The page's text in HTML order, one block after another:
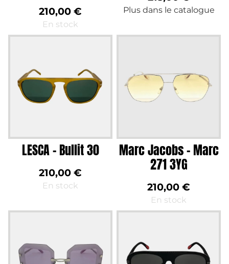
En stock
210,00 € Plus dans le catalogue
En stock
LESCA – Bullit 30
210,00 €
En stock
Marc Jacobs – Marc
271 3YG
210,00 €